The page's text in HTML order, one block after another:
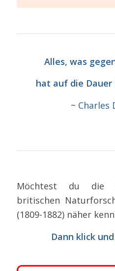
Alles, was
hat auf die Dauer
~ Charles
Möchtest du die
britischen
(1809-1882) näher
Dann klick